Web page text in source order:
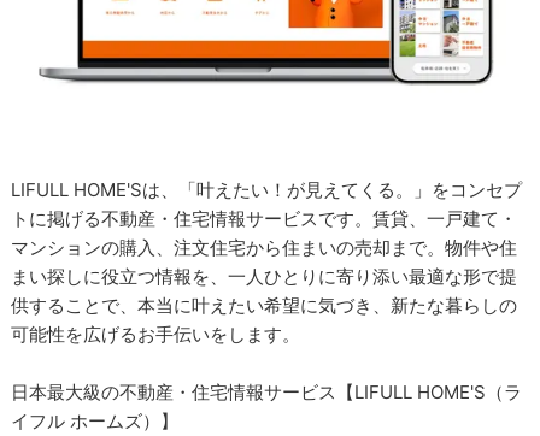
LIFULL HOME'Sは、「叶えたい！が見えてくる。」をコンセプ
トに掲げる不動産・住宅情報サービスです。賃貸、一戸建て・
マンションの購入、注文住宅から住まいの売却まで。物件や住
まい探しに役立つ情報を、一人ひとりに寄り添い最適な形で提
供することで、本当に叶えたい希望に気づき、新たな暮らしの
可能性を広げるお手伝いをします。
日本最大級の不動産・住宅情報サービス【LIFULL HOME'S（ラ
イフル ホームズ）】